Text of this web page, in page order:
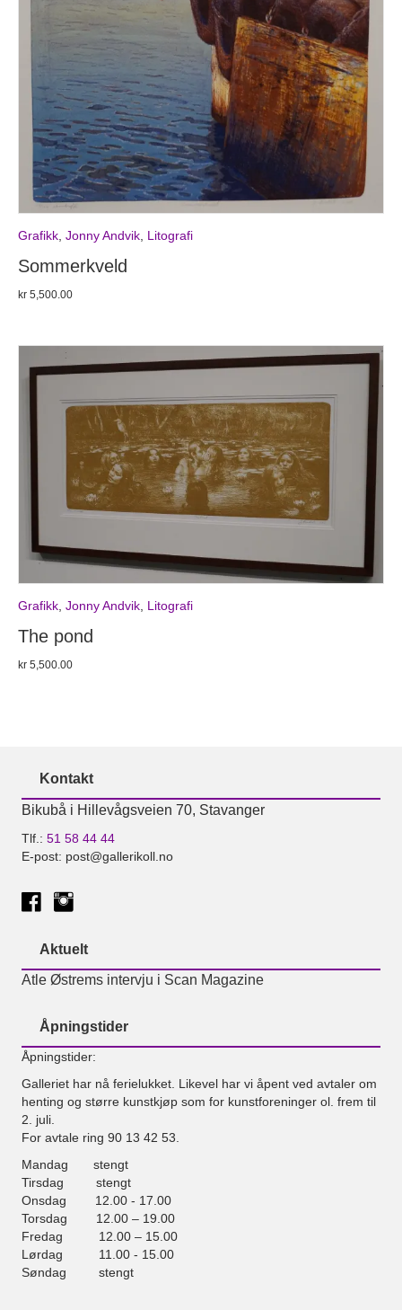
Grafikk Jonny Andvik Litografi
Sommerkveld
kr 5,500.00
Grafikk, Jonny Andvik, Litografi
The pond
kr 5,500.00
Kontakt
Bikubå i Hillevågsveien 70, Stavanger
Tlf.: 51 58 44 44
E-post: post@gallerikoll.no
Aktuelt
Atle Østrems intervju i Scan Magazine
Åpningstider
Åpningstider:
Galleriet har nå ferielukket. Likevel har vi åpent ved avtaler om
henting og større kunstkjøp som for kunstforeninger ol. frem til
2. juli.
For avtale ring 90 13 42 53.
Mandag stengt
Tirsdag stengt
Onsdag 12.00 - 17.00
Torsdag 12.00 – 19.00
Fredag 12.00 – 15.00
Lørdag 11.00 - 15.00
Søndag stengt